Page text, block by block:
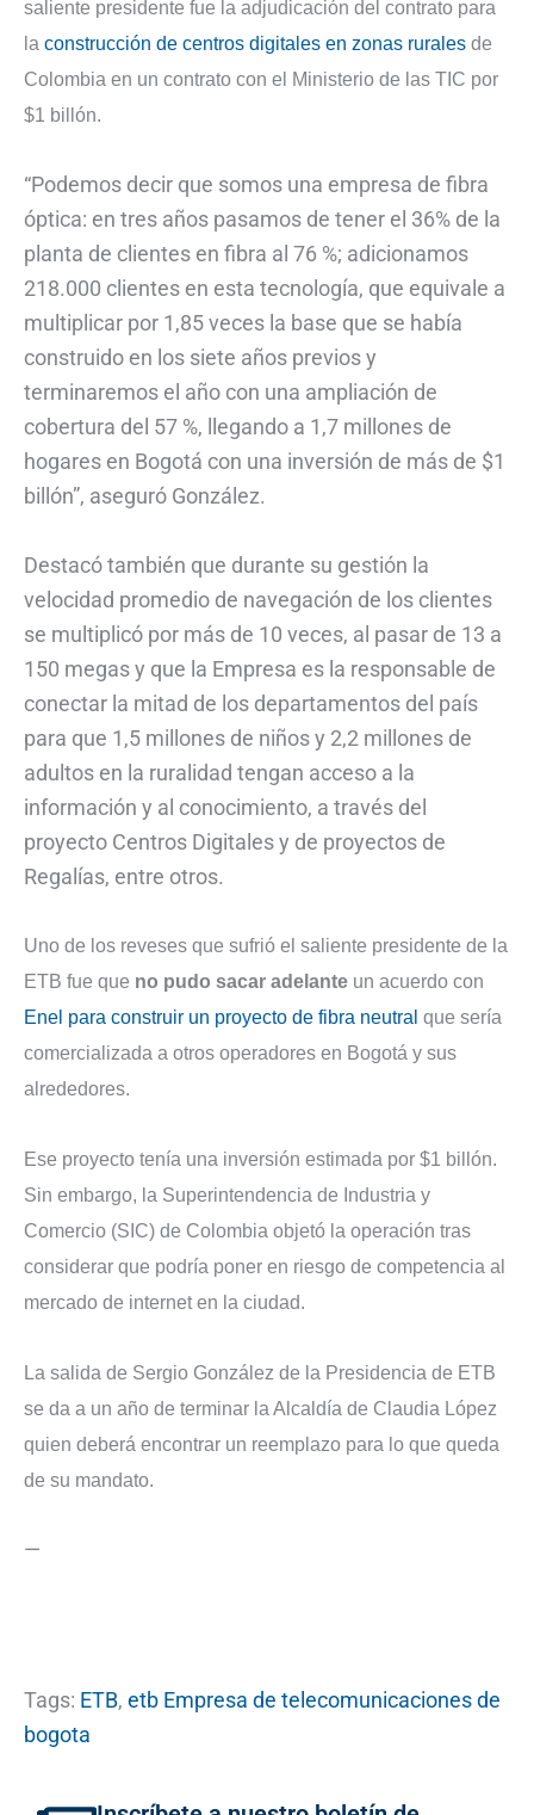
saliente presidente fue la adjudicación del contrato para
la construcción de centros digitales en zonas rurales de
Colombia en un contrato con el Ministerio de las TIC por
$1 billón.
“Podemos decir que somos una empresa de fibra
óptica: en tres años pasamos de tener el 36% de la
planta de clientes en fibra al 76 %; adicionamos
218.000 clientes en esta tecnología, que equivale a
multiplicar por 1,85 veces la base que se había
construido en los siete años previos y
terminaremos el año con una ampliación de
cobertura del 57 %, llegando a 1,7 millones de
hogares en Bogotá con una inversión de más de $1
billón”, aseguró González.
Destacó también que durante su gestión la
velocidad promedio de navegación de los clientes
se multiplicó por más de 10 veces, al pasar de 13 a
150 megas y que la Empresa es la responsable de
conectar la mitad de los departamentos del país
para que 1,5 millones de niños y 2,2 millones de
adultos en la ruralidad tengan acceso a la
información y al conocimiento, a través del
proyecto Centros Digitales y de proyectos de
Regalías, entre otros.
Uno de los reveses que sufrió el saliente presidente de la
ETB fue que no pudo sacar adelante un acuerdo con
Enel para construir un proyecto de fibra neutral que sería
comercializada a otros operadores en Bogotá y sus
alrededores.
Ese proyecto tenía una inversión estimada por $1 billón.
Sin embargo, la Superintendencia de Industria y
Comercio (SIC) de Colombia objetó la operación tras
considerar que podría poner en riesgo de competencia al
mercado de internet en la ciudad.
La salida de Sergio González de la Presidencia de ETB
se da a un año de terminar la Alcaldía de Claudia López
quien deberá encontrar un reemplazo para lo que queda
de su mandato.
—
Tags: ETB, etb Empresa de telecomunicaciones de
bogota